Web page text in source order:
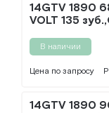
14GTV 1890
VOLT 135
В наличии
Цена по запросу Р
14GTV 1890